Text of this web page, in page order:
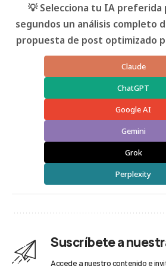
💡 Selecciona tu IA preferida
segundos un análisis completo
propuesta de post optimizado
Claude
ChatGPT
Google AI
Gemini
Grok
Perplexity
Suscríbete a
Accede a nuestro contenido e